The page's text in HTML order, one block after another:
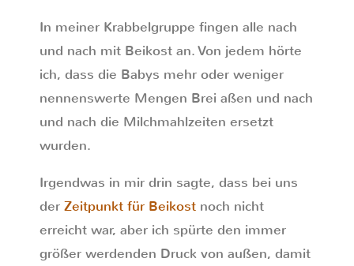
In meiner Krabbelgruppe fingen alle nach
und nach mit Beikost an. Von jedem hörte
ich, dass die Babys mehr oder weniger
nennenswerte Mengen Brei aßen und nach
und nach die Milchmahlzeiten ersetzt
wurden.
Irgendwas in mir drin sagte, dass bei uns
der Zeitpunkt für Beikost noch nicht
erreicht war, aber ich spürte den immer
größer werdenden Druck von außen, damit